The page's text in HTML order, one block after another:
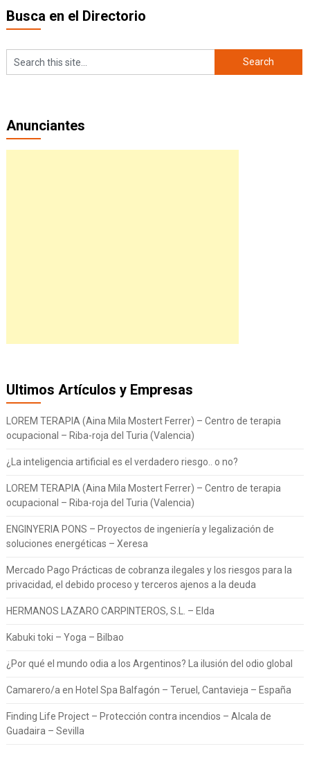
Busca en el Directorio
Anunciantes
Ultimos Artículos y Empresas
LOREM TERAPIA (Aina Mila Mostert Ferrer) – Centro de terapia
ocupacional – Riba-roja del Turia (Valencia)
¿La inteligencia artificial es el verdadero riesgo.. o no?
LOREM TERAPIA (Aina Mila Mostert Ferrer) – Centro de terapia
ocupacional – Riba-roja del Turia (Valencia)
ENGINYERIA PONS – Proyectos de ingeniería y legalización de
soluciones energéticas – Xeresa
Mercado Pago Prácticas de cobranza ilegales y los riesgos para la
privacidad, el debido proceso y terceros ajenos a la deuda
HERMANOS LAZARO CARPINTEROS, S.L. – Elda
Kabuki toki – Yoga – Bilbao
¿Por qué el mundo odia a los Argentinos? La ilusión del odio global
Camarero/a en Hotel Spa Balfagón – Teruel, Cantavieja – España
Finding Life Project – Protección contra incendios – Alcala de
Guadaira – Sevilla